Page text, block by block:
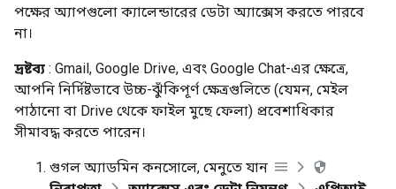
পক্ষের অ্যাপগুলো ক্যালেন্ডারের ডেটা অ্যাক্সেস করতে পারবে
না।
দ্রষ্টব্য : Gmail, Google Drive, এবং Google Chat-এর ক্ষেত্রে,
আপনি নির্দিষ্টভাবে উচ্চ-ঝুঁকিপূর্ণ ক্ষেত্রগুলিতে (যেমন, মেইল ​​
পাঠানো বা Drive থেকে ফাইল মুছে ফেলা) প্রবেশাধিকার
সীমাবদ্ধ করতে পারেন।
গুগল অ্যাডমিন কনসোলে, মেনুতে যান